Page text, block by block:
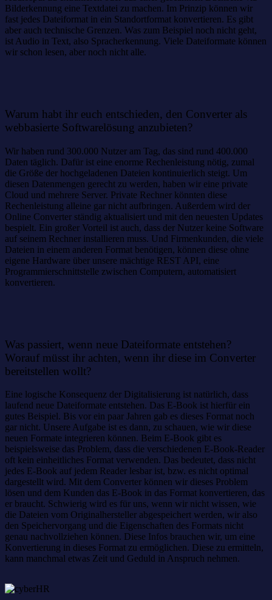
Bilderkennung eine Textdatei zu machen. Im Prinzip können wir
fast jedes Dateiformat in ein Standortformat konvertieren. Es gibt
aber auch technische Grenzen. Was zum Beispiel noch nicht geht,
ist Audio in Text, also Spracherkennung. Viele Dateiformate können
wir schon lesen, aber noch nicht alle.
Warum habt ihr euch entschieden, den Converter als
webbasierte Softwarelösung anzubieten?
Wir haben rund 300.000 Nutzer am Tag, das sind rund 400.000
Daten täglich. Dafür ist eine enorme Rechenleistung nötig, zumal
die Größe der hochgeladenen Dateien kontinuierlich steigt. Um
diesen Datenmengen gerecht zu werden, haben wir eine private
Cloud und mehrere Server. Private Rechner könnten diese
Rechenleistung alleine gar nicht aufbringen. Außerdem wird der
Online Converter ständig aktualisiert und mit den neuesten Updates
bespielt. Ein großer Vorteil ist auch, dass der Nutzer keine Software
auf seinem Rechner installieren muss. Und Firmenkunden, die viele
Dateien in einem anderen Format benötigen, können diese ohne
eigene Hardware über unsere mächtige REST API, eine
Programmierschnittstelle zwischen Computern, automatisiert
konvertieren.
Was passiert, wenn neue Dateiformate entstehen?
Worauf müsst ihr achten, wenn ihr diese im Converter
bereitstellen wollt?
Eine logische Konsequenz der Digitalisierung ist natürlich, dass
laufend neue Dateiformate entstehen. Das E-Book ist hierfür ein
gutes Beispiel. Bis vor ein paar Jahren gab es dieses Format noch
gar nicht. Unsere Aufgabe ist es dann, zu schauen, wie wir diese
neuen Formate integrieren können. Beim E-Book gibt es
beispielsweise das Problem, dass die verschiedenen E-Book-Reader
oft kein einheitliches Format verwenden. Das bedeutet, dass nicht
jedes E-Book auf jedem Reader lesbar ist, bzw. es nicht optimal
dargestellt wird. Mit dem Converter können wir dieses Problem
lösen und dem Kunden das E-Book in das Format konvertieren, das
er braucht. Schwierig wird es für uns, wenn wir nicht wissen, wie
die Dateien vom Originalhersteller abgespeichert werden, wir also
den Speichervorgang und die Eigenschaften des Formats nicht
genau nachvollziehen können. Diese Infos brauchen wir, um eine
Konvertierung in dieses Format zu ermöglichen. Diese zu ermitteln,
kann manchmal etwas Zeit und Geduld in Anspruch nehmen.